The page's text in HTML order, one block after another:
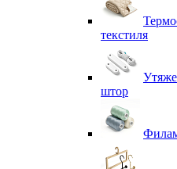
текстиля
штор